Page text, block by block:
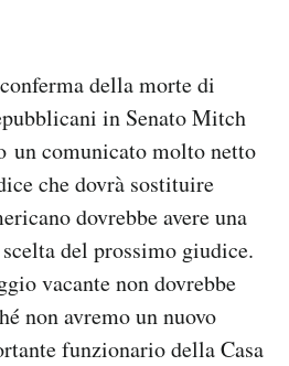
della morte di
in Senato Mitch
un comunicato molto netto
che dovrà sostituire
dovrebbe avere una
del prossimo giudice.
vacante non dovrebbe
non avremo un nuovo
funzionario della Casa